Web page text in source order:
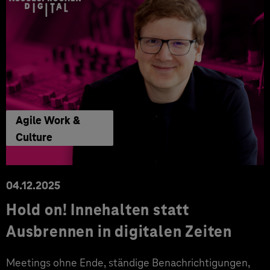
Agile Work &
Culture
04.12.2025
Hold on! Innehalten statt
Ausbrennen in digitalen Zeiten
Meetings ohne Ende, ständige Benachrichtigungen,